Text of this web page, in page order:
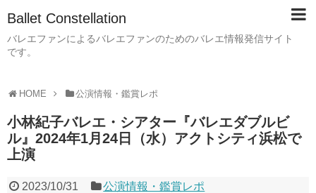
Ballet Constellation
バレエファンによるバレエファンのためのバレエ情報発信サイト
です。
HOME 公演情報・鑑賞レポ
小林紀子バレエ・シアター『バレエダブルビ
ル』2024年1月24日（水）アクトシティ浜松で
上演
2023/10/31 公演情報・鑑賞レポ